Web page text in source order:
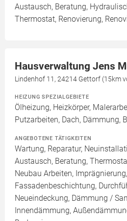
Austausch, Beratung,
Thermostat, Renovierung,
Hausverwaltung Jens
Lindenhof 11, 24214 Gettorf (15km
HEIZUNG SPEZIALGEBIETE
Ölheizung, Heizkörper,
Putzarbeiten, Dach, Dämmung,
ANGEBOTENE TÄTIGKEITEN
Wartung, Reparatur,
Austausch, Beratung,
Neubau Arbeiten, Imprägnierung,
Fassadenbeschichtung,
Neueindeckung, Dämmung /
Innendämmung,